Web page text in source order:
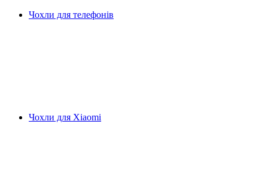
Чохли для телефонів
Чохли для Xiaomi